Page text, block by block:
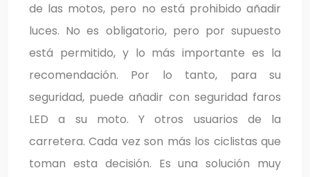
de las motos, pero no está prohibido añadir
luces. No es obligatorio, pero por supuesto
está permitido, y lo más importante es la
recomendación. Por lo tanto, para su
seguridad, puede añadir con seguridad faros
LED a su moto. Y otros usuarios de la
carretera. Cada vez son más los ciclistas que
toman esta decisión. Es una solución muy